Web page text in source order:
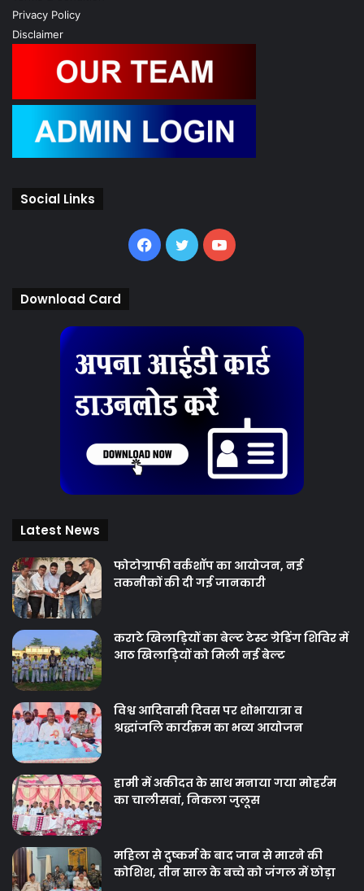
Privacy Policy
Disclaimer
Social Links
Facebook
TwitterYouTube
Download Card
Latest News
फोटोग्राफी वर्कशॉप का आयोजन, नई
तकनीकों की दी गई जानकारी
कराटे खिलाड़ियों का बेल्ट टेस्ट ग्रेडिंग शिविर में
आठ खिलाड़ियों को मिली नई बेल्ट
विश्व आदिवासी दिवस पर शोभायात्रा व
श्रद्धांजलि कार्यक्रम का भव्य आयोजन
हामी में अकीदत के साथ मनाया गया मोहर्रम
का चालीसवां, निकला जुलूस
महिला से दुष्कर्म के बाद जान से मारने की
कोशिश, तीन साल के बच्चे को जंगल में छोड़ा